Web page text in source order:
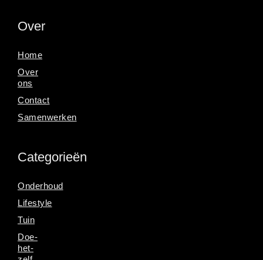
Over
Home
Over
ons
Contact
Samenwerken
Categorieën
Onderhoud
Lifestyle
Tuin
Doe-
het-